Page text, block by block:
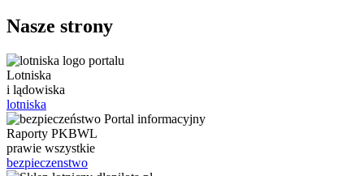
Nasze strony
Lotniska
i lądowiska
lotniska
Raporty PKBWL
prawie wszystkie
bezpieczenstwo